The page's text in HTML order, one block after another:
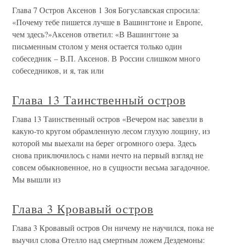
Глава 7 Остров Аксенов 1 Зоя Богуславская спросила:
«Почему тебе пишется лучше в Вашингтоне и Европе,
чем здесь?»Аксенов ответил: «В Вашингтоне за
письменным столом у меня остается только один
собеседник – В.П. Аксенов. В России слишком много
собеседников, и я, так или
Глава 13 Таинственный остров
Глава 13 Таинственный остров «Вечером нас завезли в
какую-то кругом обрамленную лесом глухую лощину, из
которой мы выехали на берег огромного озера. Здесь
снова приключилось с нами нечто на первый взгляд не
совсем обыкновенное, но в сущности весьма загадочное.
Мы вышли из
Глава 3 Кровавый остров
Глава 3 Кровавый остров Он ничему не научился, пока не
выучил слова Отелло над смертным ложем Дездемоны: